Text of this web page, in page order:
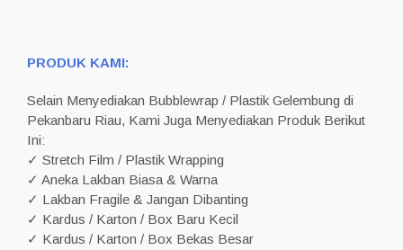
PRODUK KAMI:
Selain Menyediakan Bubblewrap / Plastik Gelembung di
Pekanbaru Riau, Kami Juga Menyediakan Produk Berikut
Ini:
✓ Stretch Film / Plastik Wrapping
✓ Aneka Lakban Biasa & Warna
✓ Lakban Fragile & Jangan Dibanting
✓ Kardus / Karton / Box Baru Kecil
✓ Kardus / Karton / Box Bekas Besar